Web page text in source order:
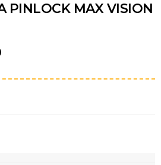
PINLOCK MAX VISION
El